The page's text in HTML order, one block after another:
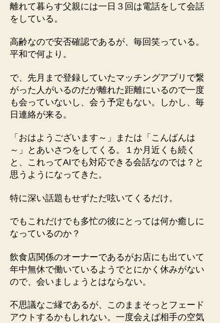
の
離れて暮らす父親には一日３回は電話をして会話
をしている。
高齢なので安否確認であるが、毎回笑っている。
平和で何より。
で、先月まで登録していたマッチングアプリで繋
がった人がいるのだが離れた距離にいるので一度
も会っていないし、会う予定もない。しかし、毎
日連絡が来る。
「おはようございます～」または「こんばんは
～」とあいさつをしてくる。１か月近くも続く
と、これってAIでも対応できる会話なのでは？と
思うようになってきた。
特に深い話題もせずただ呟いてくるだけ。
でもこれだけでも多忙の彼にとっては何か癒しに
なっているのか？
飲食店関係のオーナーであるがお店にも出ていて
年中無休で働いているようでとにかく休みがない
ので、会いましょうとはならない。
不思議なご縁であるが、このままそっとフェード
アウトするかもしれない。一度会えば相手の空気